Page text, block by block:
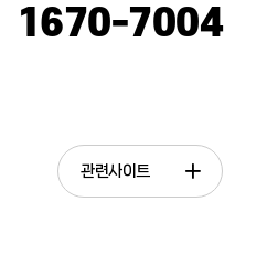
1670-7004
관련사이트